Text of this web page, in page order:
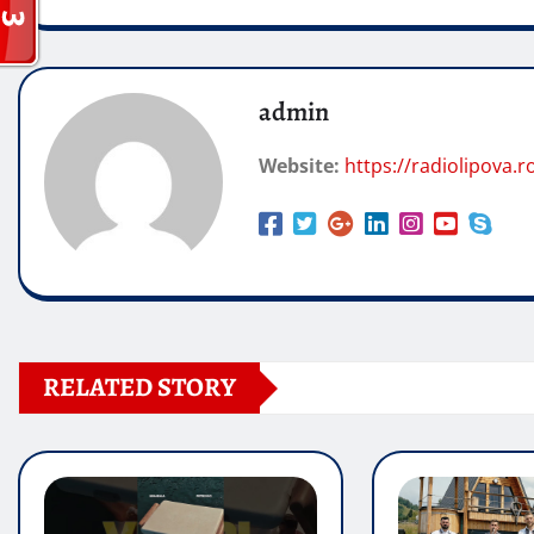
admin
Website: https://
RELATED STORY